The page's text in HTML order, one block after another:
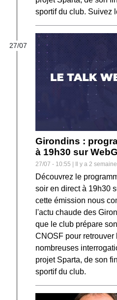
sportif du club. Suivez
27/07
Girondins :
à 19h30 sur
27/07 - 10:55 | Il y a 2
Découvrez le
soir en direct à 19h30
cette émission nous
l'actu chaude des
que le club prépare
CNOSF pour retrouver
nombreuses
projet Sparta, de son
sportif du club.